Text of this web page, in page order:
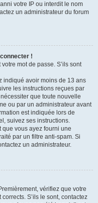
votre IP ou interdit le nom
un administrateur du forum
!
mot de passe. S’ils sont
indiqué avoir moins de 13 ans
les instructions reçues par
que toute nouvelle
ou par un administrateur avant
est indiquée lors de
suivez ses instructions.
que vous ayez fourni une
par un filtre anti-spam. Si
un administrateur.
vérifiez que votre
S’ils le sont, contactez